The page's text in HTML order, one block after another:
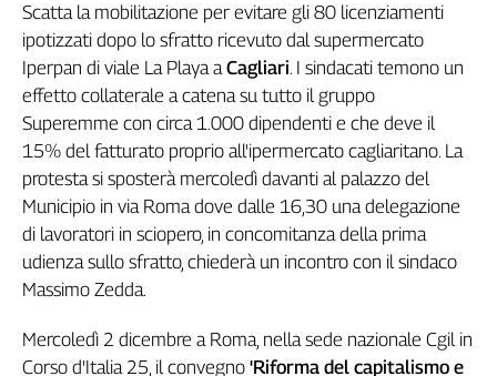
La
redazione
Newsletter
Social
Scatta la mobilitazione per evitare gli 80 licenziamenti
ipotizzati dopo lo sfratto ricevuto dal supermercato
Iperpan di viale La Playa aCagliari. I sindacati temono un
effetto collaterale a catena su tutto il gruppo
Superemme con circa 1.000 dipendenti e che deve il
15% del fatturato proprio all'ipermercato cagliaritano. La
protesta si sposterà mercoledì davanti al palazzo del
Municipio in via Roma dove dalle 16,30 una delegazione
di lavoratori in sciopero, in concomitanza della prima
udienza sullo sfratto, chiederà un incontro con il sindaco
Massimo Zedda.
Mercoledì 2 dicembre a Roma, nella sede nazionale Cgil in
Corso d'Italia 25, il convegno 'Riforma del capitalismo e